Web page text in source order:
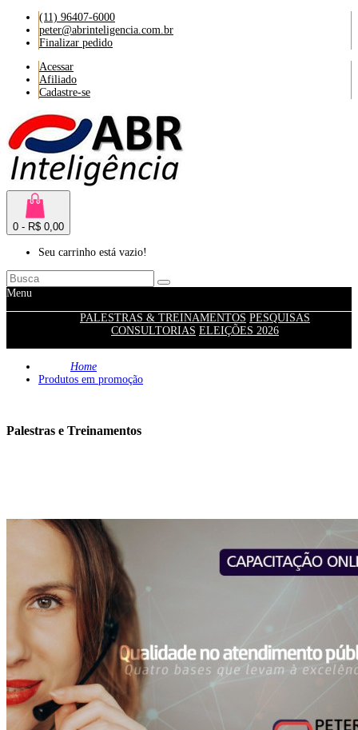
(11) 96407-6000
peter@abrinteligencia.com.br
Finalizar pedido
Acessar
Afiliado
Cadastre-se
0 - R$ 0,00
Seu carrinho está vazio!
Menu
PALESTRAS & TREINAMENTOS PESQUISAS
CONSULTORIAS ELEIÇÕES 2026
Home
Produtos em promoção
Palestras e Treinamentos